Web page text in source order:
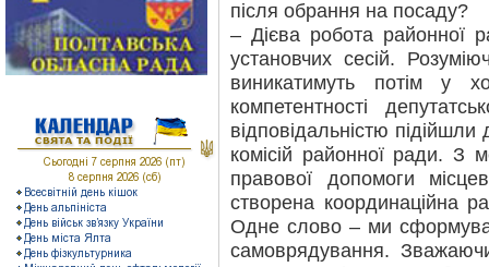
після обрання на посаду?
– Дієва робота районної
установчих сесій.
виникатимуть потім у
компетентності
відповідальністю підійшли
комісій районної ради. З
правової допомоги
створена координаційна
Одне слово – ми
самоврядування.